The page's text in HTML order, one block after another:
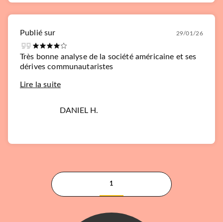
Publié sur 29/01/26
Très bonne analyse de la société américaine et ses
dérives communautaristes
Lire la suite
DANIEL H.
1